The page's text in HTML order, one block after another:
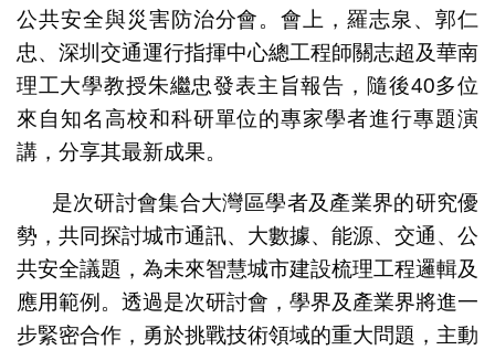
公共安全與災害防治分會。會上，羅志泉、郭仁
忠、深圳交通運行指揮中心總工程師關志超及華南
理工大學教授朱繼忠發表主旨報告，隨後40多位
來自知名高校和科研單位的專家學者進行專題演
講，分享其最新成果。
是次研討會集合大灣區學者及產業界的研究優
勢，共同探討城市通訊、大數據、能源、交通、公
共安全議題，為未來智慧城市建設梳理工程邏輯及
應用範例。透過是次研討會，學界及產業界將進一
步緊密合作，勇於挑戰技術領域的重大問題，主動